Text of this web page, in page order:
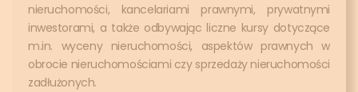
nieruchomości, kancelariami prawnymi, prywatnymi
inwestorami, a także odbywając liczne kursy dotyczące
m.in. wyceny nieruchomości, aspektów prawnych w
obrocie nieruchomościami czy sprzedaży nieruchomości
zadłużonych.